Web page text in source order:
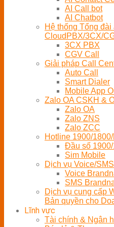
AI Call bot
AI Chatbot
Hệ thống Tổng đài
CloudPBX/3CX/
3CX PBX
CGV Call
Giải pháp Call
Auto Call
Smart Dialer
Mobile App
Zalo OA CSKH &
Zalo OA
Zalo ZNS
Zalo ZCC
Hotline 1900/
Đầu số
Sim Mobile
Dịch vụ Voice/
Voice
SMS
Dịch vụ cung cấp
Bản quyền cho
Lĩnh vực
Tài chính & Ngân